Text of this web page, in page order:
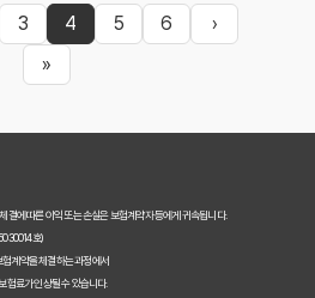
3 4 5 6
›
»
결에 따른 이익 또는 손실은 보험계약자 등에게 귀속됩니다.
호)
계약을 체결하는 과정에서
험료가 인상될 수 있습니다.